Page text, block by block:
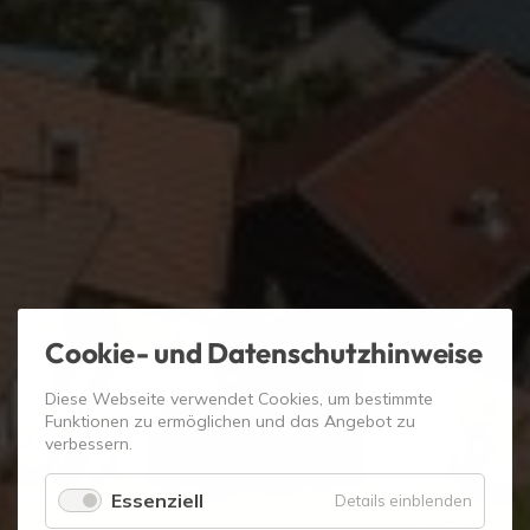
Cookie- und Datenschutzhinweise
Diese Webseite verwendet Cookies, um bestimmte
Funktionen zu ermöglichen und das Angebot zu
verbessern.
Essenziell Details einblenden